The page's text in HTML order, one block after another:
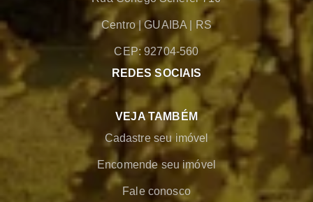
Centro |GUAIBA RS
CEP: 92704-560
REDES SOCIAIS
VEJA TAMBÉM
Cadastre seu imóvel
Encomende seu imóvel
Fale conosco